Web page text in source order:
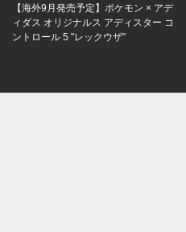
【海外9月発売予定】ポケモン × アデ
ィダス オリジナルス アディスター コ
ントロール 5 "レックウザ"